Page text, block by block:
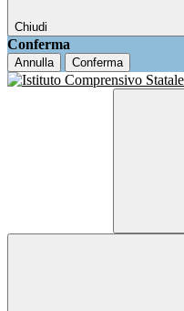
Chiudi
Conferma
Annulla Conferma